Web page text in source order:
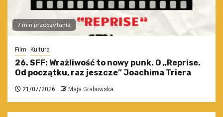
7 min przeczytania
Film Kultura
26. SFF: Wrażliwość to nowy punk. O „Reprise.
Od początku, raz jeszcze” Joachima Triera
21/07/2026 Maja Grabowska